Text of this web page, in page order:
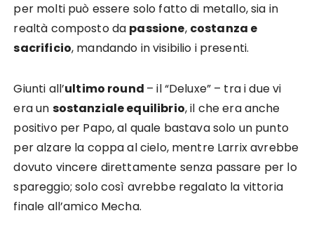
per molti può essere solo fatto di metallo, sia in
realtà composto da passione, costanza e
sacrificio, mandando in visibilio i presenti.
Giunti all’ultimo round – il “Deluxe” – tra i due vi
era un sostanziale equilibrio, il che era anche
positivo per Papo, al quale bastava solo un punto
per alzare la coppa al cielo, mentre Larrix avrebbe
dovuto vincere direttamente senza passare per lo
spareggio; solo così avrebbe regalato la vittoria
finale all’amico Mecha.